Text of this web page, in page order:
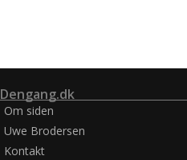
Dengang.dk
Om siden
Uwe Brodersen
Kontakt